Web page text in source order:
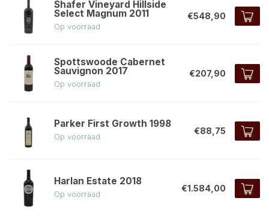
Shafer Vineyard Hillside
Select Magnum 2011
Op voorraad
€548,90
Spottswoode Cabernet
Sauvignon 2017
Op voorraad
€207,90
Parker First Growth 1998
Op voorraad
€88,75
Harlan Estate 2018
Op voorraad
€1.584,00